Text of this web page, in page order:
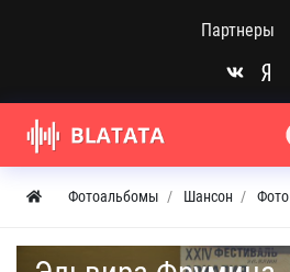
Партнеры
Фотоальбомы Шансон